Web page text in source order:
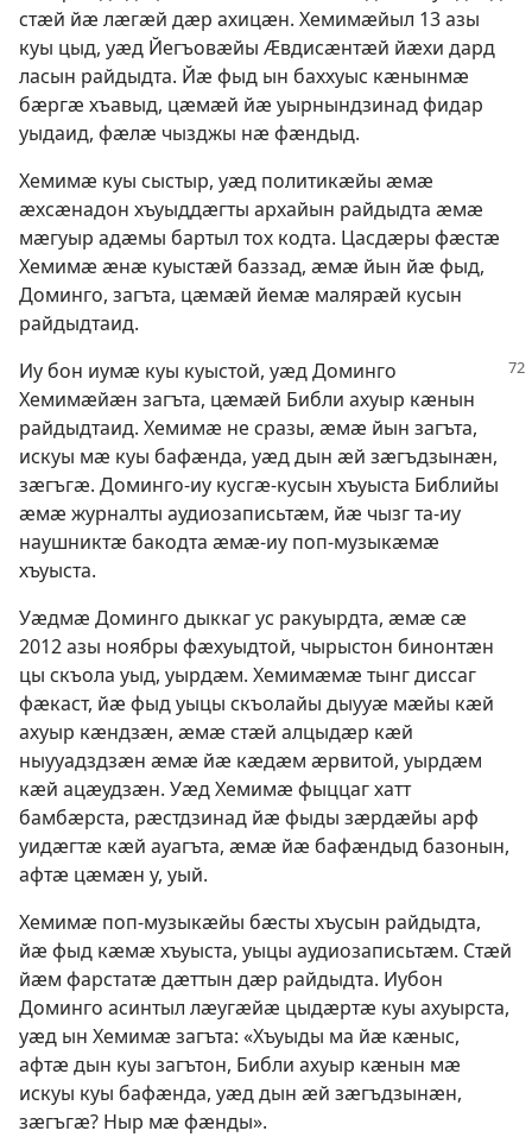
стӕй йӕ лӕгӕй дӕр ахицӕн. Хемимӕйыл 13 азы
куы цыд, уӕд Йегъовӕйы Ӕвдисӕнтӕй йӕхи дард
ласын райдыдта. Йӕ фыд ын баххуыс кӕнынмӕ
бӕргӕ хъавыд, цӕмӕй йӕ уырнындзинад фидар
уыдаид, фӕлӕ чызджы нӕ фӕндыд.
Хемимӕ куы сыстыр, уӕд политикӕйы ӕмӕ
ӕхсӕнадон хъуыддӕгты архайын райдыдта ӕмӕ
мӕгуыр адӕмы бартыл тох кодта. Цасдӕры фӕстӕ
Хемимӕ ӕнӕ куыстӕй баззад, ӕмӕ йын йӕ фыд,
Доминго, загъта, цӕмӕй йемӕ малярӕй кусын
райдыдтаид.
Иу бон иумӕ куы куыстой, уӕд Доминго
Хемимӕйӕн загъта, цӕмӕй Библи ахуыр кӕнын
райдыдтаид. Хемимӕ не сразы, ӕмӕ йын загъта,
искуы мӕ куы бафӕнда, уӕд дын ӕй зӕгъдзынӕн,
зӕгъгӕ. Доминго-иу кусгӕ-кусын хъуыста Библийы
ӕмӕ журналты аудиозаписьтӕм, йӕ чызг та-иу
наушниктӕ бакодта ӕмӕ-иу поп-музыкӕмӕ
хъуыста.
Уӕдмӕ Доминго дыккаг ус ракуырдта, ӕмӕ сӕ
2012 азы ноябры фӕхуыдтой, чырыстон бинонтӕн
цы скъола уыд, уырдӕм. Хемимӕмӕ тынг диссаг
фӕкаст, йӕ фыд уыцы скъолайы дыууӕ мӕйы кӕй
ахуыр кӕндзӕн, ӕмӕ стӕй алцыдӕр кӕй
ныууадздзӕн ӕмӕ йӕ кӕдӕм ӕрвитой, уырдӕм
кӕй ацӕудзӕн. Уӕд Хемимӕ фыццаг хатт
бамбӕрста, рӕстдзинад йӕ фыды зӕрдӕйы арф
уидӕгтӕ кӕй ауагъта, ӕмӕ йӕ бафӕндыд базонын,
афтӕ цӕмӕн у, уый.
Хемимӕ поп-музыкӕйы бӕсты хъусын райдыдта,
йӕ фыд кӕмӕ хъуыста, уыцы аудиозаписьтӕм. Стӕй
йӕм фарстатӕ дӕттын дӕр райдыдта. Иубон
Доминго асинтыл лӕугӕйӕ цыдӕртӕ куы ахуырста,
уӕд ын Хемимӕ загъта: «Хъуыды ма йӕ кӕныс,
афтӕ дын куы загътон, Библи ахуыр кӕнын мӕ
искуы куы бафӕнда, уӕд дын ӕй зӕгъдзынӕн,
зӕгъгӕ? Ныр мӕ фӕнды».